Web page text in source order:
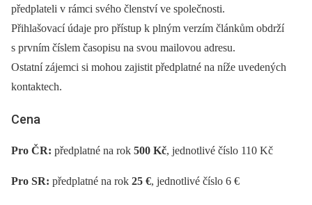
předplateli v rámci svého členství ve společnosti.
Přihlašovací údaje pro přístup k plným verzím článkům obdrží
s prvním číslem časopisu na svou mailovou adresu.
Ostatní zájemci si mohou zajistit předplatné na níže uvedených
kontaktech.
Cena
Pro ČR: předplatné na rok 500 Kč, jednotlivé číslo 110 Kč
Pro SR: předplatné na rok 25 €, jednotlivé číslo 6 €